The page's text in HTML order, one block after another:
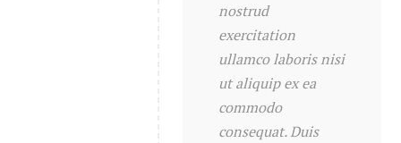
nostrud
exercitation
ullamco laboris nisi
ut aliquip ex ea
commodo
consequat. Duis